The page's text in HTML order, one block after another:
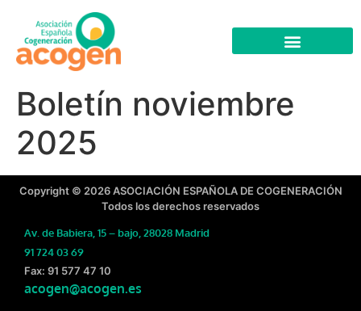
Boletín noviembre
2025
Copyright © 2026 ASOCIACIÓN ESPAÑOLA DE COGENERACIÓN
Todos los derechos reservados
Av. de Babiera, 15 – bajo, 28028 Madrid
91 724 03 69
Fax: 91 577 47 10
acogen@acogen.es